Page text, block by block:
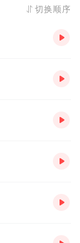
”
身上，看着满地
切换顺序